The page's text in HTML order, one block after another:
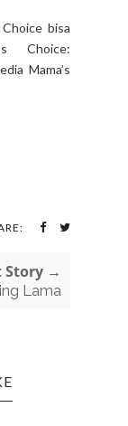
bisa
Choice:
Mama’s
Story →
Lama